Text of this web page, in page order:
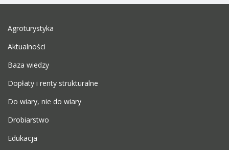
Agroturystyka
Aktualności
Baza wiedzy
Dopłaty i renty strukturalne
Do wiary, nie do wiary
Drobiarstwo
Edukacja